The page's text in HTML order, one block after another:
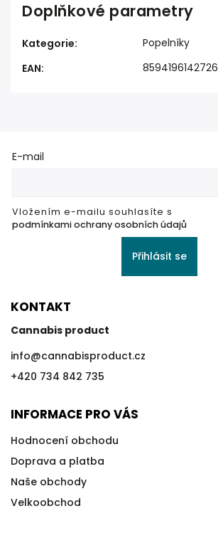
Doplňkové parametry
Kategorie:
Popelníky
EAN: 8594196142726
E-mail
Vložením e-mailu souhlasíte s
podmínkami ochrany osobních údajů
Přihlásit se
KONTAKT
Cannabis product
info@cannabisproduct.cz
+420 734 842 735
INFORMACE PRO VÁS
Hodnocení obchodu
Doprava a platba
Naše obchody
Velkoobchod